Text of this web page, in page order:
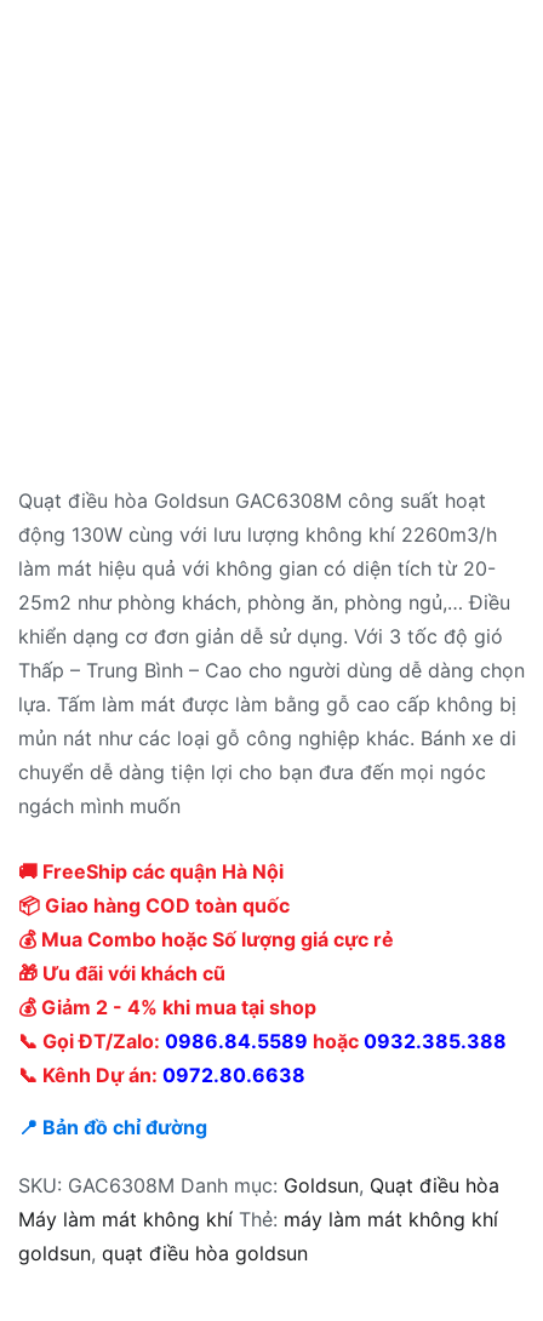
Quạt điều hòa Goldsun GAC6308M công suất hoạt
động 130W cùng với lưu lượng không khí 2260m3/h
làm mát hiệu quả với không gian có diện tích từ 20-
25m2 như phòng khách, phòng ăn, phòng ngủ,… Điều
khiển dạng cơ đơn giản dễ sử dụng. Với 3 tốc độ gió
Thấp – Trung Bình – Cao cho người dùng dễ dàng chọn
lựa. Tấm làm mát được làm bằng gỗ cao cấp không bị
mủn nát như các loại gỗ công nghiệp khác. Bánh xe di
chuyển dễ dàng tiện lợi cho bạn đưa đến mọi ngóc
ngách mình muốn
🚚 FreeShip các quận Hà Nội
📦 Giao hàng COD toàn quốc
💰 Mua Combo hoặc Số lượng giá cực rẻ
🎁 Ưu đãi với khách cũ
💰 Giảm 2 - 4% khi mua tại shop
📞 Gọi ĐT/Zalo: 0986.84.5589 hoặc 0932.385.388
📞 Kênh Dự án: 0972.80.6638
📍 Bản đồ chỉ đường
SKU: GAC6308M Danh mục: Goldsun, Quạt điều hòa
Máy làm mát không khí Thẻ: máy làm mát không khí
goldsun, quạt điều hòa goldsun